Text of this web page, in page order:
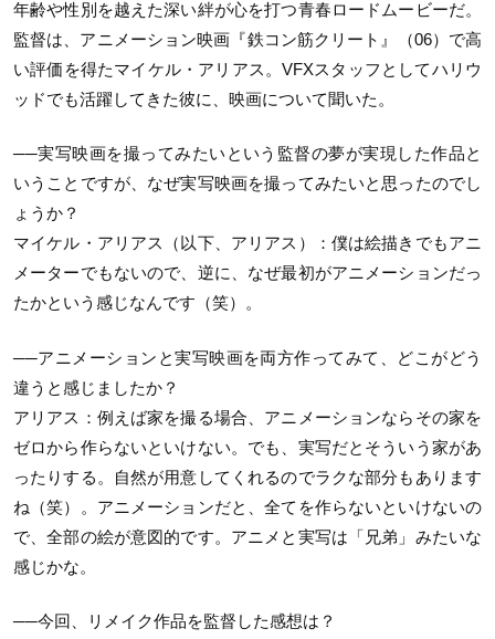
年齢や性別を越えた深い絆が心を打つ青春ロードムービーだ。
監督は、アニメーション映画『鉄コン筋クリート』（06）で高
い評価を得たマイケル・アリアス。VFXスタッフとしてハリウ
ッドでも活躍してきた彼に、映画について聞いた。
──実写映画を撮ってみたいという監督の夢が実現した作品と
いうことですが、なぜ実写映画を撮ってみたいと思ったのでし
ょうか？
マイケル・アリアス（以下、アリアス）：僕は絵描きでもアニ
メーターでもないので、逆に、なぜ最初がアニメーションだっ
たかという感じなんです（笑）。
──アニメーションと実写映画を両方作ってみて、どこがどう
違うと感じましたか？
アリアス：例えば家を撮る場合、アニメーションならその家を
ゼロから作らないといけない。でも、実写だとそういう家があ
ったりする。自然が用意してくれるのでラクな部分もあります
ね（笑）。アニメーションだと、全てを作らないといけないの
で、全部の絵が意図的です。アニメと実写は「兄弟」みたいな
感じかな。
──今回、リメイク作品を監督した感想は？